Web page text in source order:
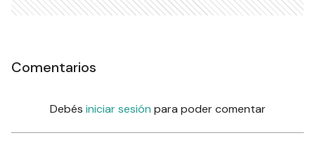
Comentarios
Debés iniciar sesión para poder comentar